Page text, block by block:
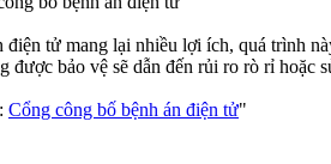
tử mang lại nhiều lợi ích, quá trình
bảo vệ sẽ dẫn đến rủi ro rò rỉ hoặc
Cổng công bố bệnh án điện tử"